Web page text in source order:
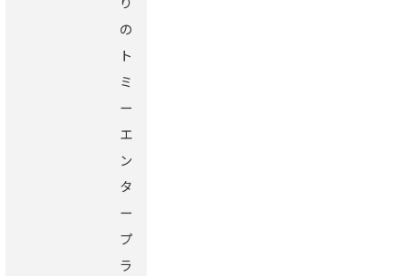
の
ト
ミ
ー
エ
ン
タ
ー
プ
ラ